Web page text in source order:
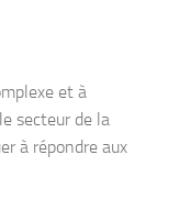
et à
secteur de la
à répondre aux